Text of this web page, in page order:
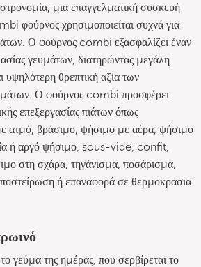
μια επαγγελματική συσκευή
φούρνος χρησιμοποιείται συχνά για
Ο φούρνος combi εξασφαλίζει έναν
γευμάτων, διατηρώντας μεγάλη
υψηλότερη θρεπτική αξία των
Ο φούρνος combi προσφέρει
επεξεργασίας πιάτων όπως
ατμό, βράσιμο, ψήσιμο με αέρα, ψήσιμο
ή αργό ψήσιμο, sous-vide, confit,
στη σχάρα, τηγάνισμα, ποσάρισμα,
ή επαναφορά σε θερμοκρασια
γεύμα της ημέρας, που σερβίρεται το